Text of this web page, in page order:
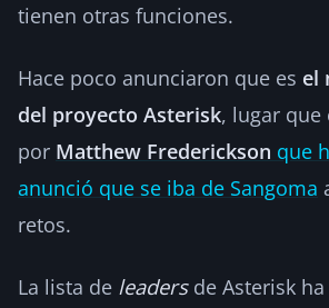
tienen otras funciones.
Hace poco anunciaron que es el
del proyecto Asterisk, lugar que
por Matthew Frederickson que
anunció que se iba de Sangoma
retos.
La lista de leadersde Asterisk